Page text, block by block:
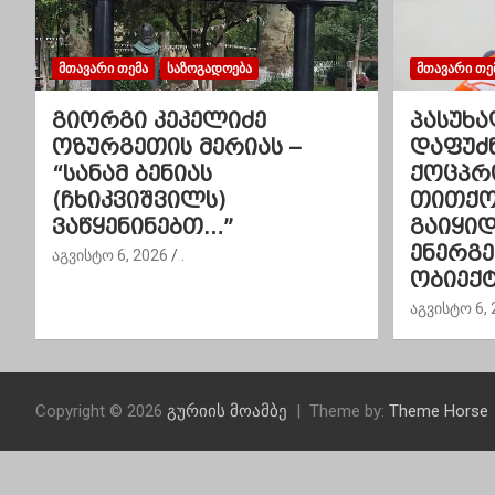
ა
ვ
ი
გ
ა
ც
ა
ᲛᲗᲐᲕᲐᲠᲘ ᲗᲔᲛᲐ ᲡᲐᲖᲝᲒᲐᲓᲝᲔᲑᲐ
გიორგი კეკელიძე
ოზურგეთის მერიას –
“სანამ ბენიას
(ჩხიკვიშვილს)
ვაწყენინებთ…”
აგვისტო 6, 2026
ᲛᲗᲐᲕᲐᲠᲘ
აგვისტო 6,
Copyright © 2026 გურიის მოამბე Theme by: Theme Horse